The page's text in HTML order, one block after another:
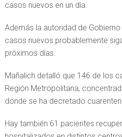
casos nuevos en un día.
Además la autoridad de
casos nuevos probablemente
próximos días.
Mañalich detalló que 146 de los
Región Metropolitana,
donde se ha decretado
Hay también 61 pacientes